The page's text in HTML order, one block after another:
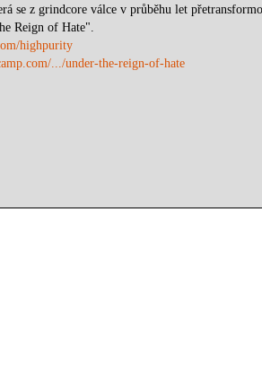
se z grindcore válce v průběhu let
Reign of Hate".
highpurity
.../under-the-reign-of-hate